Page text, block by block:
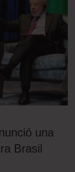
una
Brasil